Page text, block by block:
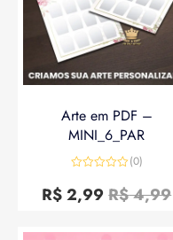
Arte em PDF –
MINI_6_PAR
0
de
(0)
R$4,99
R$2,99